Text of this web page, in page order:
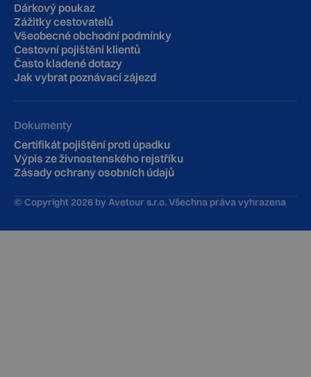
Dárkový poukaz
Zážitky cestovatelů
Všeobecné obchodní podmínky
Cestovní pojištění klientů
‍Často kladené dotazy
Jak vybrat poznávací zájezd
Dokumenty
Certifikát pojištění proti úpadku
Výpis ze živnostenského rejstříku
Zásady ochrany osobních údajů
© Copyright2026 by Avetour s.r.o. Všechna práva vyhrazena